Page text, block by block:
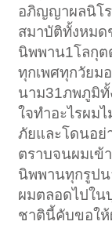
อภิญญาผลนิโ
สมาบัติทั้งหมด
นิพพาน1โลกุต
ทุกเพศทุกวัยม
นาม31ภพภูมิทั้
ใจทำอะไรผม
ภัยและโดนอย่
ตราบจนผมเข้
นิพพานทุกรูป
ผมตลอดไปใน
ชาตินี้คับขอให้